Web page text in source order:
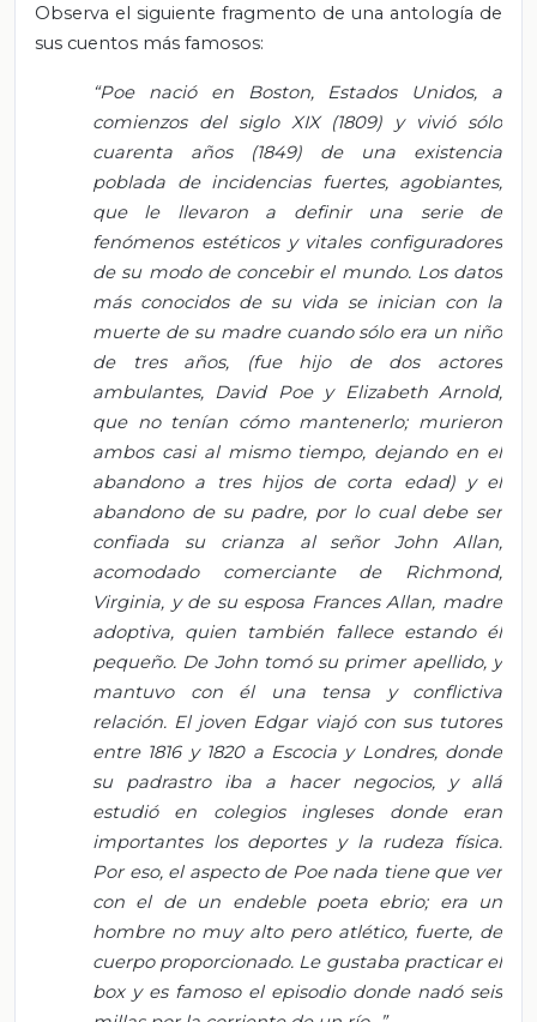
Observa el siguiente fragmento de una antología de
sus cuentos más famosos:
“Poe nació en Boston, Estados Unidos, a
comienzos del siglo XIX (1809) y vivió sólo
cuarenta años (1849) de una existencia
poblada de incidencias fuertes, agobiantes,
que le llevaron a definir una serie de
fenómenos estéticos y vitales configuradores
de su modo de concebir el mundo. Los datos
más conocidos de su vida se inician con la
muerte de su madre cuando sólo era un niño
de tres años, (fue hijo de dos actores
ambulantes, David Poe y Elizabeth Arnold,
que no tenían cómo mantenerlo; murieron
ambos casi al mismo tiempo, dejando en el
abandono a tres hijos de corta edad) y el
abandono de su padre, por lo cual debe ser
confiada su crianza al señor John Allan,
acomodado comerciante de Richmond,
Virginia, y de su esposa Frances Allan, madre
adoptiva, quien también fallece estando él
pequeño. De John tomó su primer apellido, y
mantuvo con él una tensa y conflictiva
relación. El joven Edgar viajó con sus tutores
entre 1816 y 1820 a Escocia y Londres, donde
su padrastro iba a hacer negocios, y allá
estudió en colegios ingleses donde eran
importantes los deportes y la rudeza física.
Por eso, el aspecto de Poe nada tiene que ver
con el de un endeble poeta ebrio; era un
hombre no muy alto pero atlético, fuerte, de
cuerpo proporcionado. Le gustaba practicar el
box y es famoso el episodio donde nadó seis